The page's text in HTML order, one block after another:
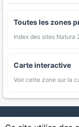
Toutes les zones
Index des sites Natura
Carte interactive
Voir cette zone sur la
AgriMap —